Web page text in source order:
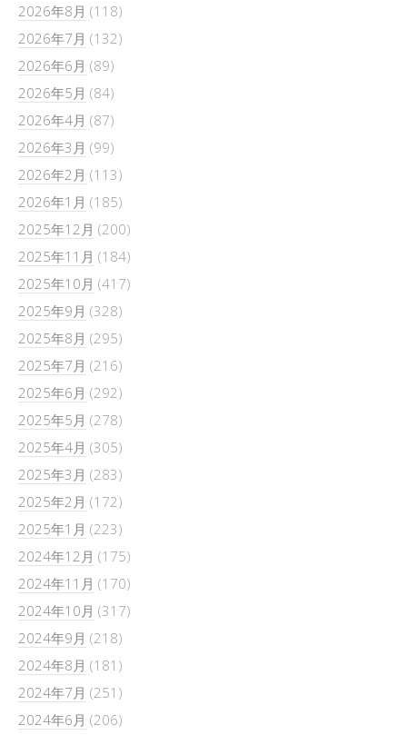
2026年8月 (118)
2026年7月 (132)
2026年6月 (89)
2026年5月 (84)
2026年4月 (87)
2026年3月 (99)
2026年2月 (113)
2026年1月 (185)
2025年12月 (200)
2025年11月 (184)
2025年10月 (417)
2025年9月 (328)
2025年8月 (295)
2025年7月 (216)
2025年6月 (292)
2025年5月 (278)
2025年4月 (305)
2025年3月 (283)
2025年2月 (172)
2025年1月 (223)
2024年12月 (175)
2024年11月 (170)
2024年10月 (317)
2024年9月 (218)
2024年8月 (181)
2024年7月 (251)
2024年6月 (206)